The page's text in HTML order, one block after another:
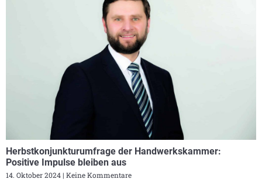
Herbstkonjunkturumfrage der Handwerkskammer:
Positive Impulse bleiben aus
14. Oktober 2024 Keine Kommentare